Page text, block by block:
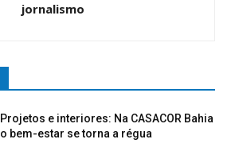
jornalismo
Projetos e interiores: Na CASACOR Bahia
o bem-estar se torna a régua